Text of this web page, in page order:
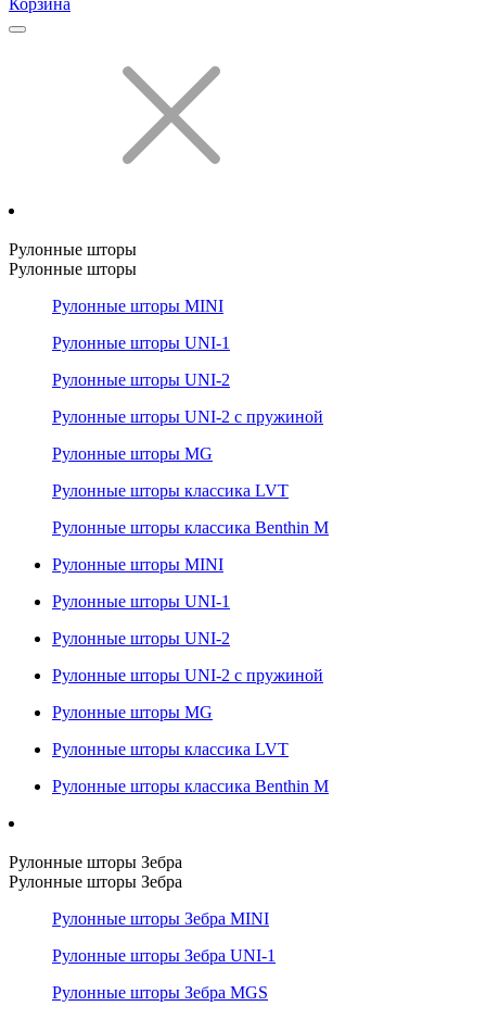
Корзина
Рулонные шторы
Рулонные шторы
Рулонные шторы MINI
Рулонные шторы UNI-1
Рулонные шторы UNI-2
Рулонные шторы UNI-2 с пружиной
Рулонные шторы MG
Рулонные шторы классика LVT
Рулонные шторы классика Benthin M
Рулонные шторы MINI
Рулонные шторы UNI-1
Рулонные шторы UNI-2
Рулонные шторы UNI-2 с пружиной
Рулонные шторы MG
Рулонные шторы классика LVT
Рулонные шторы классика Benthin M
Рулонные шторы Зебра
Рулонные шторы Зебра
Рулонные шторы Зебра MINI
Рулонные шторы Зебра UNI-1
Рулонные шторы Зебра MGS